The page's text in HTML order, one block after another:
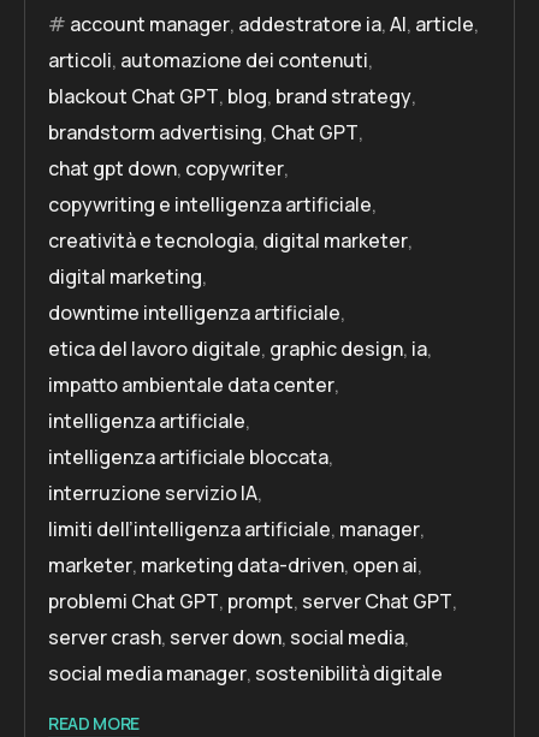
account manager, addestratore ia,AI, article,
articoli, automazione dei contenuti,
blackout Chat GPT, blog, brand strategy,
brandstorm advertising, Chat GPT,
chat gpt down, copywriter,
copywriting e intelligenza artificiale,
creatività e tecnologia, digital marketer,
digital marketing,
downtime intelligenza artificiale,
etica del lavoro digitale, graphic design, ia,
impatto ambientale data center,
intelligenza artificiale,
intelligenza artificiale bloccata,
interruzione servizio IA,
limiti dell’intelligenza artificiale, manager,
marketer, marketing data-driven, open ai,
problemi Chat GPT, prompt, server Chat GPT,
server crash, server down, social media,
social media manager, sostenibilità digitale
READ MORE